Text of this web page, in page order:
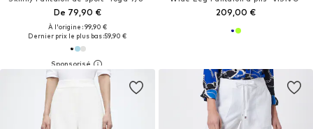
De 79,90 €
À l'origine : 99,90 €
Dernier prix le plus bas :59,90 €
209,00 €